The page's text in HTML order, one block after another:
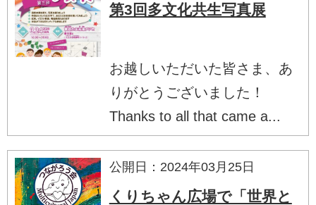
第3回多文化共生写真展
お越しいただいた皆さま、あ
りがとうございました！
Thanks to all that came a...
公開日：2024年03月25日
くりちゃん広場で「世界と